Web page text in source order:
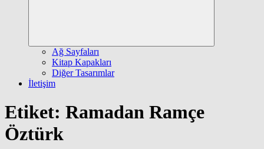
Ağ Sayfaları
Kitap Kapakları
Diğer Tasarımlar
İletişim
Etiket: Ramadan Ramçe
Öztürk